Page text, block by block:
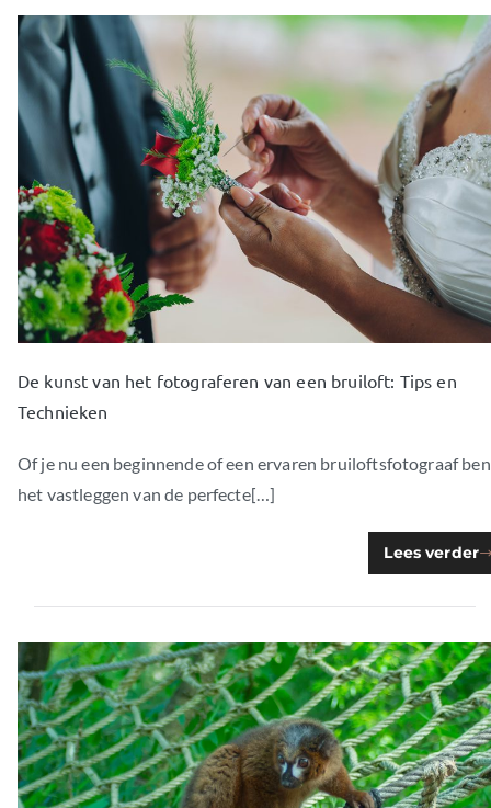
De kunst van het fotograferen van een bruiloft: Tips en
Technieken
Of je nu een beginnende of een ervaren bruiloftsfotograaf
het vastleggen van de perfecte[…]
Lees verder